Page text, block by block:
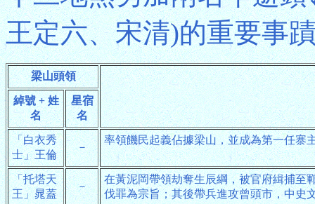
王定六、宋清)的重要事
梁山頭領
綽號 + 姓
名
星宿
名
「白衣秀
士」王倫
－
率領饑民起義佔據梁山，並成為第一任寨
「托塔天
王」晁蓋
－
在黃泥岡帶領劫奪生辰綱，被官府緝捕至
伐罪為宗旨；其後帶兵進攻曾頭市，中史